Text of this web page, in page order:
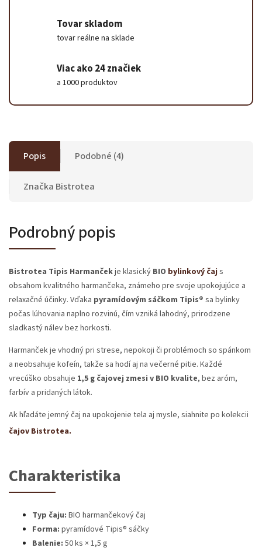
Tovar skladom
tovar reálne na sklade
Viac ako 24 značiek
a 1000 produktov
Popis Podobné (4)
Značka Bistrotea
Podrobný popis
Bistrotea Tipis Harmančekje klasický BIO bylinkový čaj s
obsahom kvalitného harmančeka, známeho pre svoje upokojujúce a
relaxačné účinky. Vďaka pyramídovým sáčkom Tipis® sa bylinky
počas lúhovania naplno rozvinú, čím vzniká lahodný, prirodzene
sladkastý nálev bez horkosti.
Harmanček je vhodný pri strese, nepokoji či problémoch so spánkom
a neobsahuje kofeín, takže sa hodí aj na večerné pitie. Každé
vrecúško obsahuje 1,5 g čajovej zmesi v BIO kvalite, bez aróm,
farbív a pridaných látok.
Ak hľadáte jemný čaj na upokojenie tela aj mysle, siahnite po kolekcii
čajov Bistrotea.
Charakteristika
Typ čaju: BIO harmančekový čaj
Forma: pyramídové Tipis® sáčky
Balenie: 50 ks × 1,5 g